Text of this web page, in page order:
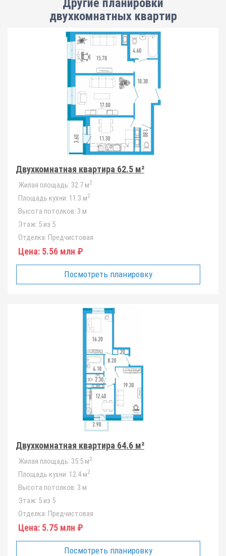
Другие планировки
двухкомнатных квартир
Двухкомнатная квартира 62.5 м²
Жилая площадь: 32.7 м2
Площадь кухни: 11.3 м2
Высота потолков: 3 м
Этаж: 5 из 5
Отделка: Предчистовая
Цена: 5.56 млн ₽
Посмотреть планировку
Двухкомнатная квартира 64.6 м²
Жилая площадь: 35.5 м2
Площадь кухни: 12.4 м2
Высота потолков: 3 м
Этаж: 5 из 5
Отделка: Предчистовая
Цена: 5.75 млн ₽
Посмотреть планировку